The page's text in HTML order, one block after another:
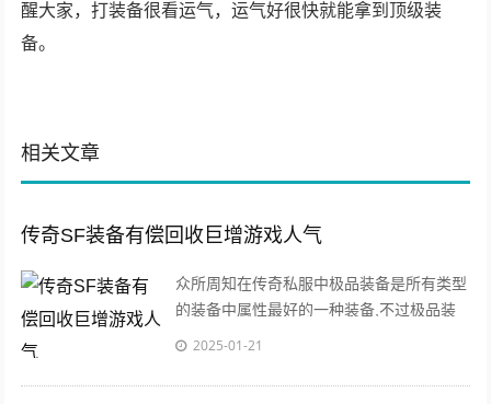
醒大家，打装备很看运气，运气好很快就能拿到顶级装
备。
相关文章
传奇SF装备有偿回收巨增游戏人气
众所周知在传奇私服中极品装备是所有类型
的装备中属性最好的一种装备,不过极品装
备的获得是十分困难的一件事情。
2025-01-21